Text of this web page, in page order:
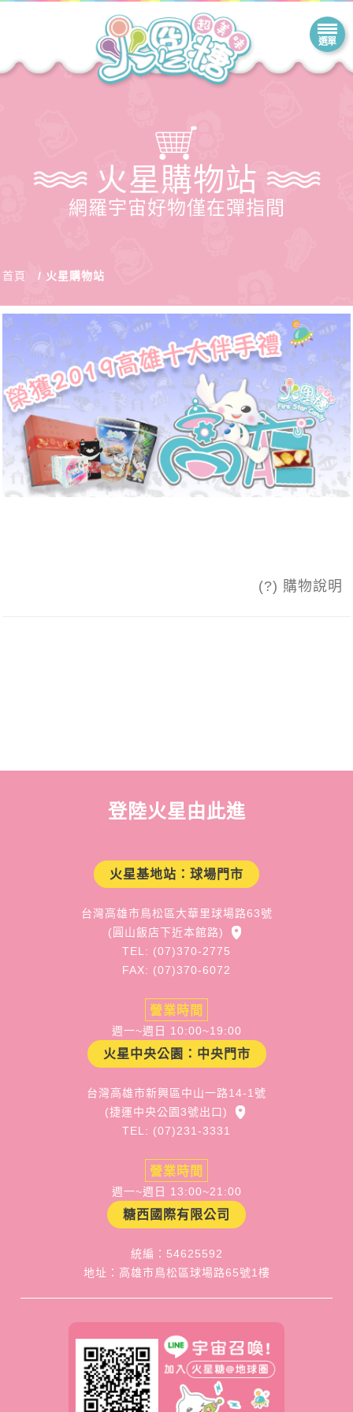
火星購物站
網羅宇宙好物僅在彈指間
首頁 火星購物站
(?) 購物說明
登陸火星由此進
火星基地站：球場門市
台灣高雄市鳥松區大華里球場路63號
(圓山飯店下近本館路)
TEL: (07)370-2775
FAX: (07)370-6072
營業時間
週一~週日 10:00~19:00
火星中央公園：中央門市
台灣高雄市新興區中山一路14-1號
(捷運中央公園3號出口)
TEL: (07)231-3331
營業時間
週一~週日 13:00~21:00
糖西國際有限公司
統編：54625592
地址：高雄市鳥松區球場路65號1樓